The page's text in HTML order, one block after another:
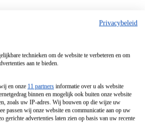
Privacybeleid
technieken om de website te verbeteren en om
aan te bieden.
en onze 11 partners informatie over u als website
binnen en mogelijk ook buiten onze website
zoals uw IP-adres. Wij bouwen op die wijze uw
passen wij onze website en communicatie aan op uw
gerichte advertenties laten zien op basis van uw recente